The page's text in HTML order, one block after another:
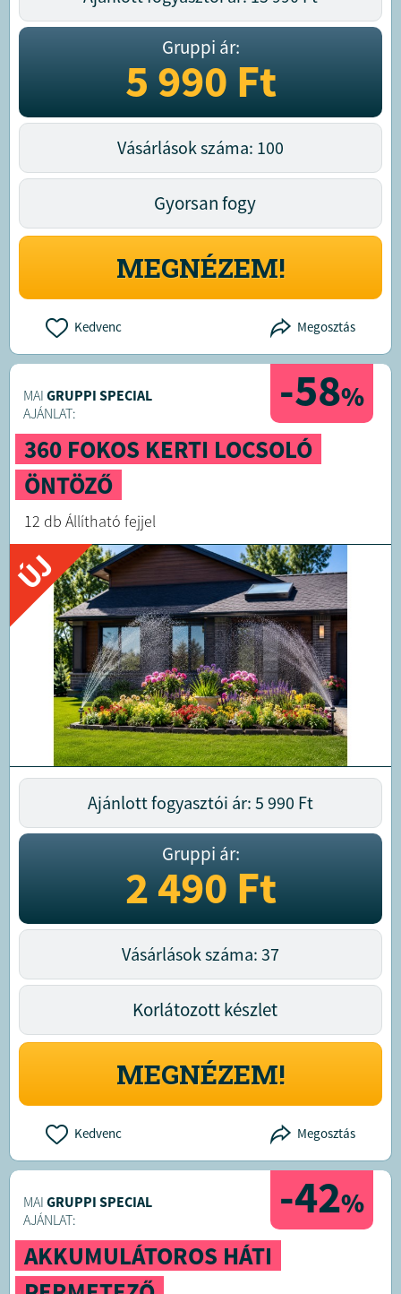
Gruppi ár:
5 990Ft
Vásárlások száma: 100
Gyorsan fogy
MEGNÉZEM!
Kedvenc Megosztás
-58%
MAI GRUPPI SPECIAL
AJÁNLAT:
360 FOKOS KERTI LOCSOLÓ
ÖNTÖZŐ
12 db Állítható fejjel
ÚJ
Ajánlott fogyasztói ár: 5 990 Ft
Gruppi ár:
2 490Ft
Vásárlások száma: 37
Korlátozott készlet
MEGNÉZEM!
Kedvenc Megosztás
-42%
MAI GRUPPI SPECIAL
AJÁNLAT:
AKKUMULÁTOROS HÁTI